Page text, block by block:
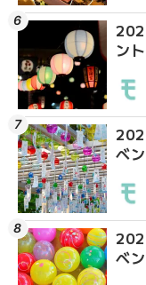
ン
【
ガ
大
ン